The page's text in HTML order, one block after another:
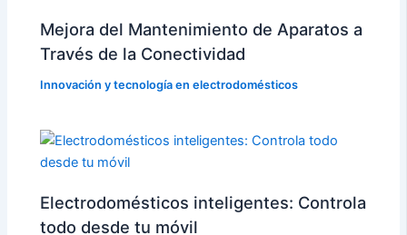
Mejora del Mantenimiento de Aparatos a
Través de la Conectividad
Innovación y tecnología en electrodomésticos
Electrodomésticos inteligentes: Controla
todo desde tu móvil